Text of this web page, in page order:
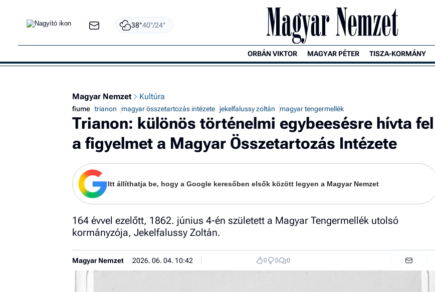
38°40°/24°
ORBÁN VIKTOR MAGYAR PÉTER TISZA-KORMÁNY
Magyar Nemzet Kultúra
fiume trianon magyar összetartozás intézete jekelfalussy zoltán magyar tengermellék
Trianon: különös történelmi egybeesésre hívta fel
a figyelmet a Magyar Összetartozás Intézete
Itt állíthatja be, hogy a Google keresőben elsők között legyen a Magyar Nemzet
164 évvel ezelőtt, 1862. június 4-én született a Magyar Tengermellék utolsó
kormányzója, Jekelfalussy Zoltán.
Magyar Nemzet 2026. 06. 04. 10:42 0 0 0